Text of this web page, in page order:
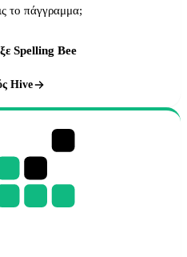
το πάγγραμμα;
Spelling Bee
Hive